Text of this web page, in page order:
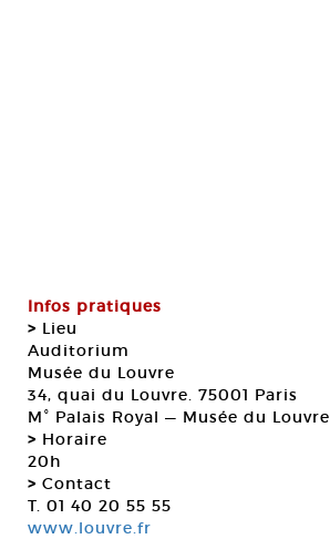
Infos pratiques
> Lieu
Auditorium
Musée du Louvre
34, quai du Louvre. 75001 Paris
M° Palais Royal — Musée du Louvre
> Horaire
20h
> Contact
T. 01 40 20 55 55
www.louvre.fr